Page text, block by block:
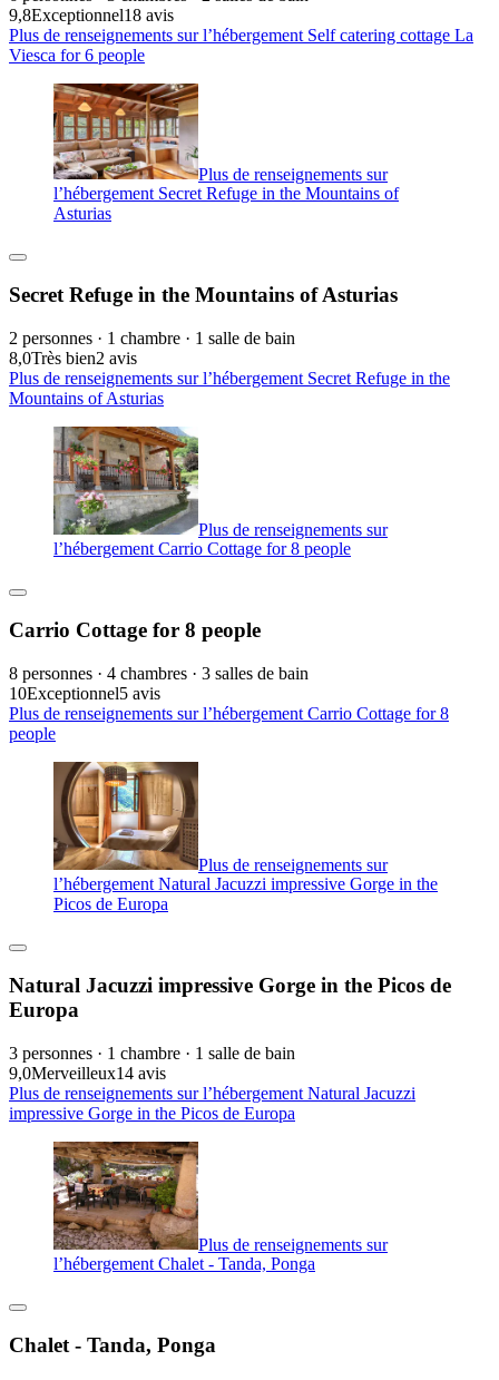
9,8Exceptionnel18 avis
Plus de renseignements sur l’hébergement Self catering cottage La
Viesca for 6 people
Plus de renseignements sur
l’hébergement Secret Refuge in the Mountains of
Asturias
Secret Refuge in the Mountains of Asturias
2 personnes · 1 chambre · 1 salle de bain
8,0Très bien2 avis
Plus de renseignements sur l’hébergement Secret Refuge in the
Mountains of Asturias
Plus de renseignements sur
l’hébergement Carrio Cottage for 8 people
Carrio Cottage for 8 people
8 personnes · 4 chambres · 3 salles de bain
10Exceptionnel5 avis
Plus de renseignements sur l’hébergement Carrio Cottage for 8
people
Plus de renseignements sur
l’hébergement Natural Jacuzzi impressive Gorge in the
Picos de Europa
Natural Jacuzzi impressive Gorge in the Picos de
Europa
3 personnes · 1 chambre · 1 salle de bain
9,0Merveilleux14 avis
Plus de renseignements sur l’hébergement Natural Jacuzzi
impressive Gorge in the Picos de Europa
Plus de renseignements sur
l’hébergement Chalet - Tanda, Ponga
Chalet - Tanda, Ponga